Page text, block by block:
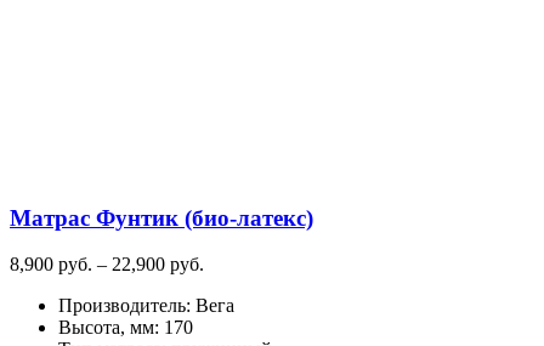
Матрас Фунтик (био-латекс)
8,900 руб. – 22,900 руб.
8,900
Производитель: Вега
Высота, мм: 170